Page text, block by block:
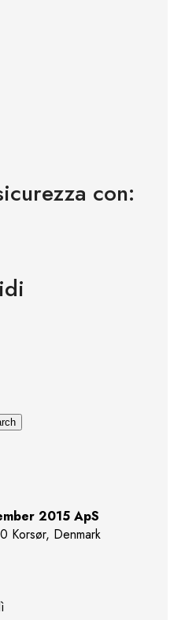
con:
2015 ApS
Korsør, Denmark